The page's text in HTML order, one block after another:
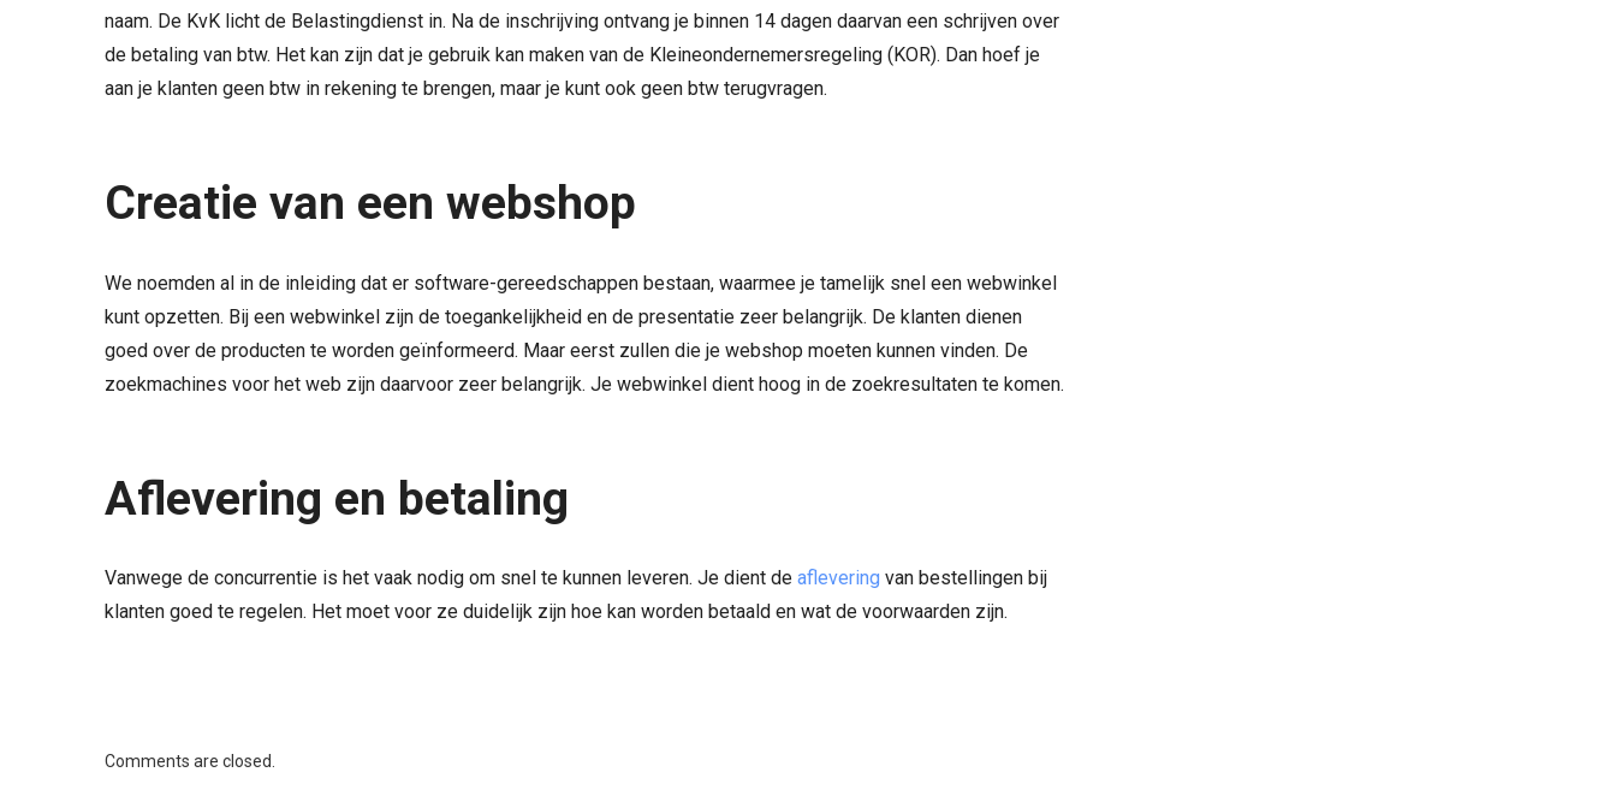
naam. De KvK licht de Belastingdienst in. Na de inschrijving ontvang je binnen 14 dagen daarvan een schrijven over
de betaling van btw. Het kan zijn dat je gebruik kan maken van de Kleineondernemersregeling (KOR). Dan hoef je
aan je klanten geen btw in rekening te brengen, maar je kunt ook geen btw terugvragen.
Creatie van een webshop
We noemden al in de inleiding dat er software-gereedschappen bestaan, waarmee je tamelijk snel een webwinkel
kunt opzetten. Bij een webwinkel zijn de toegankelijkheid en de presentatie zeer belangrijk. De klanten dienen
goed over de producten te worden geïnformeerd. Maar eerst zullen die je webshop moeten kunnen vinden. De
zoekmachines voor het web zijn daarvoor zeer belangrijk. Je webwinkel dient hoog in de zoekresultaten te komen.
Aflevering en betaling
Vanwege de concurrentie is het vaak nodig om snel te kunnen leveren. Je dient de aflevering van bestellingen bij
klanten goed te regelen. Het moet voor ze duidelijk zijn hoe kan worden betaald en wat de voorwaarden zijn.
Comments are closed.